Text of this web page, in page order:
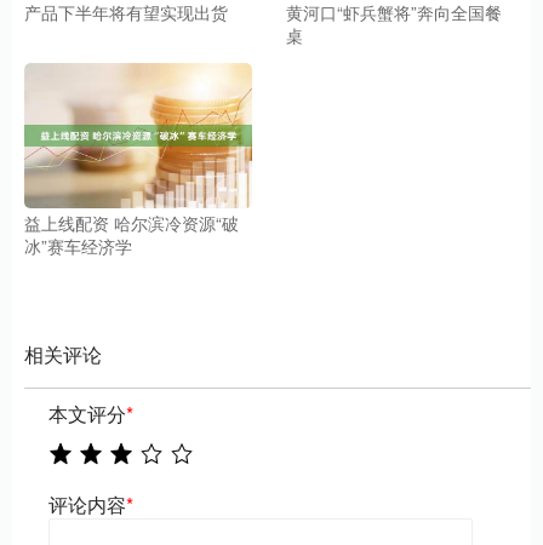
产品下半年将有望实现出货
黄河口“虾兵蟹将”奔向全国餐
桌
益上线配资 哈尔滨冷资源“破
冰”赛车经济学
相关评论
本文评分*
评论内容*